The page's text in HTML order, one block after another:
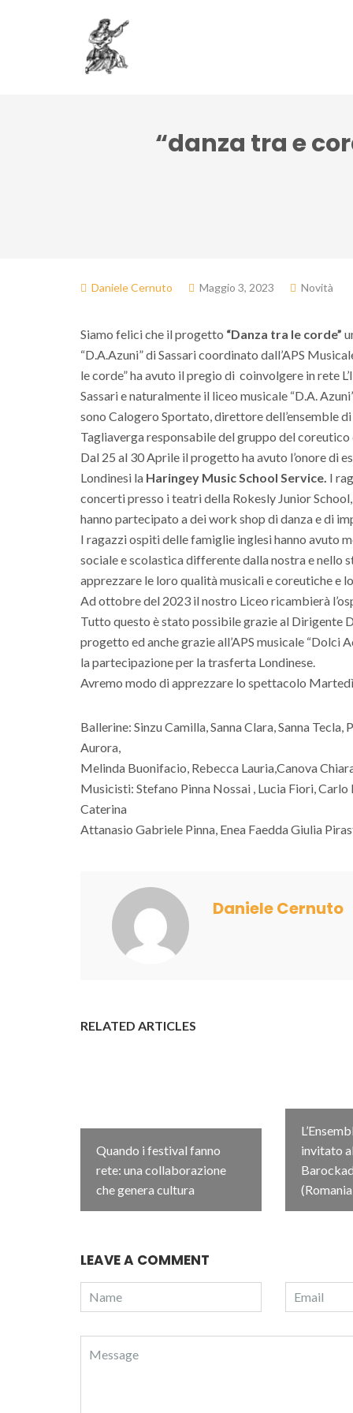
“danza tra e
Daniele Cernuto Maggio 3, 2023 Novità
Siamo felici che il progetto “Danza tra le corde”
“D.A.Azuni” di Sassari coordinato dall’APS
le corde” ha avuto il pregio di coinvolgere in rete
Sassari e naturalmente il liceo musicale “D.A.
sono Calogero Sportato, direttore dell’ensemble
Tagliaverga responsabile del gruppo del
Dal 25 al 30 Aprile il progetto ha avuto l’onore di
Londinesi la Haringey Music School Service. I
concerti presso i teatri della Rokesly Junior
hanno partecipato a dei work shop di danza e di
I ragazzi ospiti delle famiglie inglesi hanno avuto
sociale e scolastica differente dalla nostra e
apprezzare le loro qualità musicali e coreutiche e
Ad ottobre del 2023 il nostro Liceo ricambierà
Tutto questo è stato possibile grazie al Dirigente
progetto ed anche grazie all’APS musicale “Dolci
la partecipazione per la trasferta Londinese.
Avremo modo di apprezzare lo spettacolo
Ballerine: Sinzu Camilla, Sanna Clara, Sanna
Aurora,
Melinda Buonifacio, Rebecca Lauria,Canova
Musicisti: Stefano Pinna Nossai , Lucia Fiori,
Caterina
Attanasio Gabriele Pinna, Enea Faedda Giulia
Daniele Cernuto
RELATED ARTICLES
Quando i festival fanno
rete: una collaborazione
che genera cultura
invitato
LEAVE A COMMENT